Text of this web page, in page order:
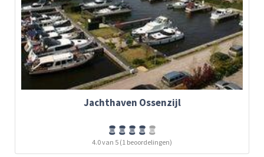
Jachthaven Ossenzijl
4.0 van 5 (1 beoordelingen)